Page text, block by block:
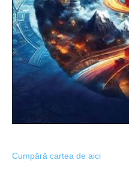
Cumpără cartea de aici